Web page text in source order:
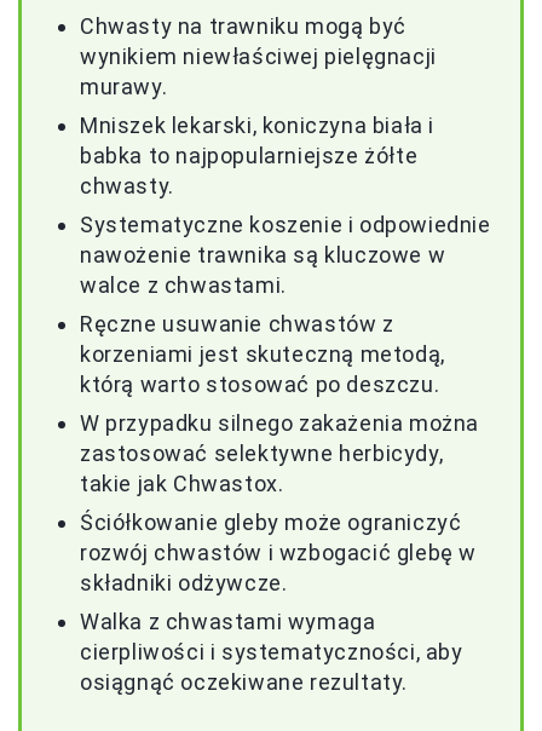
Chwasty na trawniku mogą być
wynikiem niewłaściwej pielęgnacji
murawy.
Mniszek lekarski, koniczyna biała i
babka to najpopularniejsze żółte
chwasty.
Systematyczne koszenie i odpowiednie
nawożenie trawnika są kluczowe w
walce z chwastami.
Ręczne usuwanie chwastów z
korzeniami jest skuteczną metodą,
którą warto stosować po deszczu.
W przypadku silnego zakażenia można
zastosować selektywne herbicydy,
takie jak Chwastox.
Ściółkowanie gleby może ograniczyć
rozwój chwastów i wzbogacić glebę w
składniki odżywcze.
Walka z chwastami wymaga
cierpliwości i systematyczności, aby
osiągnąć oczekiwane rezultaty.